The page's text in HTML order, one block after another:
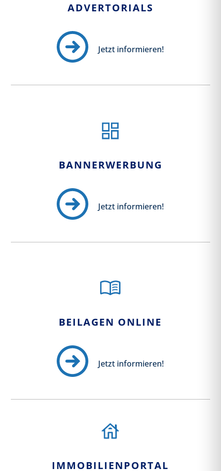
ADVERTORIALS
Jetzt informieren!
BANNERWERBUNG
Jetzt informieren!
BEILAGEN ONLINE
Jetzt informieren!
IMMOBILIENPORTAL